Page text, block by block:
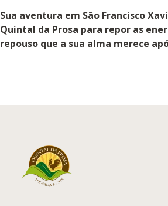
Sua aventura em São Francisco
Quintal da Prosa para repor as
repouso que a sua alma merece